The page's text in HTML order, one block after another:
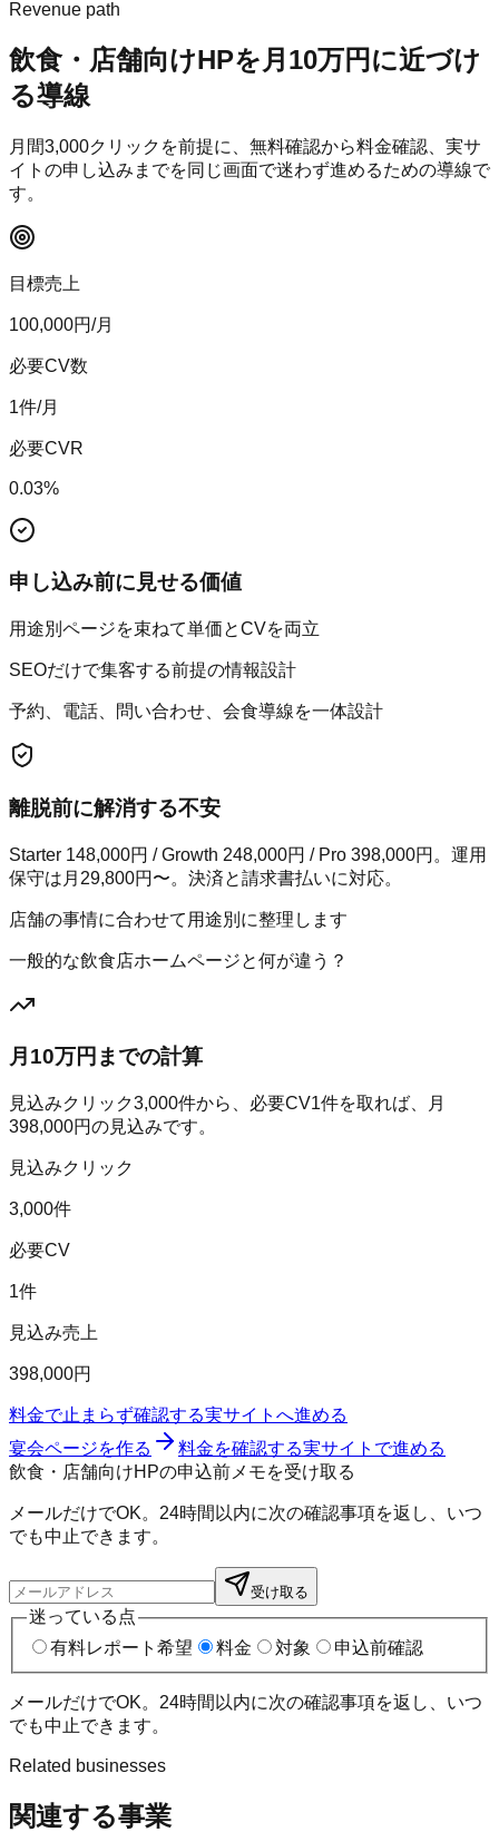
Revenue path
飲食・店舗向けHPを月10万円に近づけ
る導線
月間3,000クリックを前提に、無料確認から料金確認、実サ
イトの申し込みまでを同じ画面で迷わず進めるための導線で
す。
目標売上
100,000円/月
必要CV数
1件/月
必要CVR
0.03%
申し込み前に見せる価値
用途別ページを束ねて単価とCVを両立
SEOだけで集客する前提の情報設計
予約、電話、問い合わせ、会食導線を一体設計
離脱前に解消する不安
Starter 148,000円 / Growth 248,000円 / Pro 398,000円。運用
保守は月29,800円〜。決済と請求書払いに対応。
店舗の事情に合わせて用途別に整理します
一般的な飲食店ホームページと何が違う？
月10万円までの計算
見込みクリック3,000件から、必要CV1件を取れば、月
398,000円の見込みです。
見込みクリック
3,000件
必要CV
1件
見込み売上
398,000円
料金で止まらず確認する実サイトへ進める
宴会ページを作る
料金を確認する実サイトで進める
飲食・店舗向けHPの申込前メモを受け取る
メールだけでOK。24時間以内に次の確認事項を返し、いつ
でも中止できます。
受け取る
迷っている点
有料レポート希望
料金 対象 申込前確認
メールだけでOK。24時間以内に次の確認事項を返し、いつ
でも中止できます。
Related businesses
関連する事業